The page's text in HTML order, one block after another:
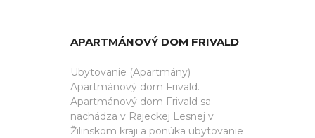
APARTMÁNOVÝ DOM FRIVALD
Ubytovanie (Apartmány)
Apartmánový dom Frivald.
Apartmánový dom Frivald sa
nachádza v Rajeckej Lesnej v
Žilinskom kraji a ponúka ubytovanie